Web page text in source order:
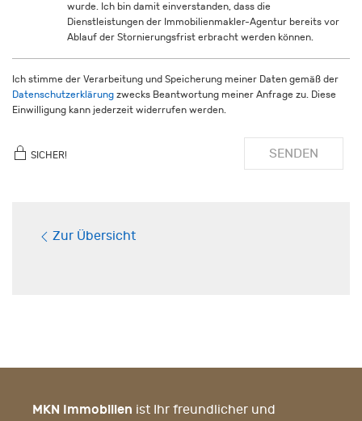
wurde. Ich bin damit einverstanden, dass die
Dienstleistungen der Immobilienmakler-Agentur bereits vor
Ablauf der Stornierungsfrist erbracht werden können.
Ich stimme der Verarbeitung und Speicherung meiner Daten gemäß der
Datenschutzerklärung zwecks Beantwortung meiner Anfrage zu. Diese
Einwilligung kann jederzeit widerrufen werden.
SICHER! SENDEN
Zur Übersicht
MKN Immobilien ist Ihr freundlicher und